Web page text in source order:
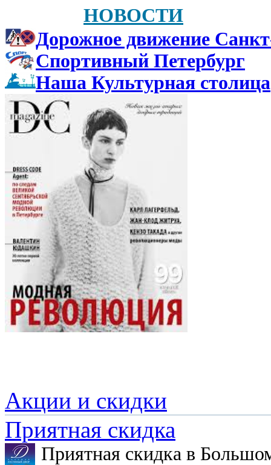
НОВОСТИ
Дорожное движение
Спортивный Петербург
Наша Культурная столица
Акции и скидки
Приятная скидка
Приятная скидка в